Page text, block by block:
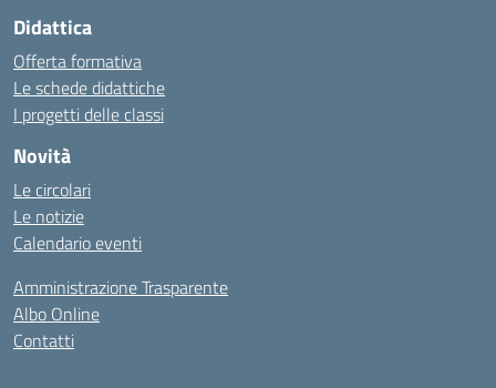
Didattica
Offerta formativa
Le schede didattiche
I progetti delle classi
Novità
Le circolari
Le notizie
Calendario eventi
Amministrazione Trasparente
Albo Online
Contatti